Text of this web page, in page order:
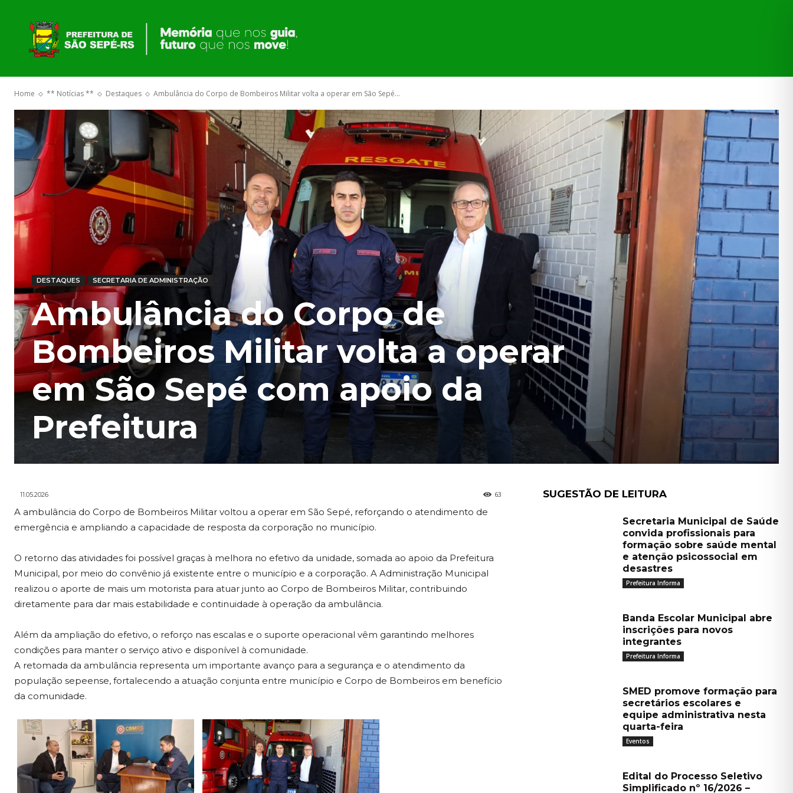
O GOVERNO MUNICÍPIO
Home ** Notícias ** Destaques Ambulância do Corpo de Bombeiros Militar volta a operar em São Sepé...
DESTAQUES SECRETARIA DE ADMINISTRAÇÃO
Ambulância do Corpo de
Bombeiros Militar volta a operar
em São Sepé com apoio da
Prefeitura
11.05.2026 63
A ambulância do Corpo de Bombeiros Militar voltou a operar em São Sepé, reforçando o atendimento de
emergência e ampliando a capacidade de resposta da corporação no município.
O retorno das atividades foi possível graças à melhora no efetivo da unidade, somada ao apoio da Prefeitura
Municipal, por meio do convênio já existente entre o município e a corporação. A Administração Municipal
realizou o aporte de mais um motorista para atuar junto ao Corpo de Bombeiros Militar, contribuindo
diretamente para dar mais estabilidade e continuidade à operação da ambulância.
Além da ampliação do efetivo, o reforço nas escalas e o suporte operacional vêm garantindo melhores
condições para manter o serviço ativo e disponível à comunidade.
A retomada da ambulância representa um importante avanço para a segurança e o atendimento da
população sepeense, fortalecendo a atuação conjunta entre município e Corpo de Bombeiros em benefício
da comunidade.
SUGESTÃO DE LEITURA
Secretaria Municipal de Saúde
convida profissionais para
formação sobre saúde mental
e atenção psicossocial em
desastres
Prefeitura Informa
Banda Escolar Municipal abre
inscrições para novos
integrantes
Prefeitura Informa
SMED promove formação para
secretários escolares e
equipe administrativa nesta
quarta-feira
Eventos
Edital do Processo Seletivo
Simplificado nº 16/2026 –